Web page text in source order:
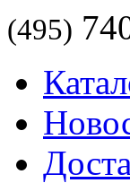
(495)